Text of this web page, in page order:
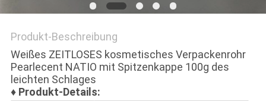
Produkt-Beschreibung
Weißes ZEITLOSES kosmetisches Verpackenrohr
Pearlecent NATIO mit Spitzenkappe 100g des
leichten Schlages
♦ Produkt-Details: